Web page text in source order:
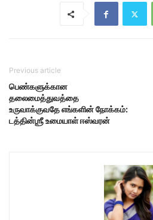
Previous article
பெண்களுக்கான
தலைமைத்துவத்தை
உருவாக்குவதே எங்களின் நோக்கம்:
டத்தின்ஶ்ரீ உமையாள் ஈஸ்வரன்